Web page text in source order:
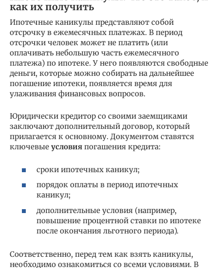
как их получить
Ипотечные каникулы представляют собой
отсрочку в ежемесячных платежах. В период
отсрочки человек может не платить (или
оплачивать небольшую часть ежемесячного
платежа) по ипотеке. У него появляются свободные
деньги, которые можно собирать на дальнейшее
погашение ипотеки, появляется время для
улаживания финансовых вопросов.
Юридически кредитор со своими заемщиками
заключают дополнительный договор, который
прилагается к основному. Документом ставятся
ключевые условия погашения кредита:
сроки ипотечных каникул;
порядок оплаты в период ипотечных
каникул;
дополнительные условия (например,
повышение процентной ставки по ипотеке
после окончания льготного периода).
Соответственно, перед тем как взять каникулы,
необходимо ознакомиться со всеми условиями. В